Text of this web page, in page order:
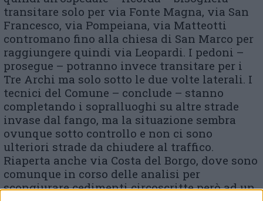
transitare solo per via Fonte Magna, via San
Francesco, via Pompeiana, via Matteotti
contromano fino alla chiesa di San Marco per
raggiungere quindi via Leopardi. I pedoni –
prosegue – potranno invece transitare per i
Tre Archi ma solo sotto le due volte laterali. I
tecnici del Comune – conclude – stanno
completando i sopralluoghi su altre strade
invase dal fango, ma la situazione sembra
ovunque sotto controllo e non ci sono
ulteriori strade da chiudere al traffico.
Riaperta anche via Costa del Borgo, dove sono
comunque in corso delle analisi per
scongiurare cedimenti circoscritte però ad un